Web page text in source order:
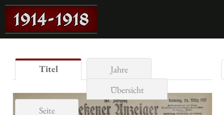
Titel
Jahre
Übersicht
Seite